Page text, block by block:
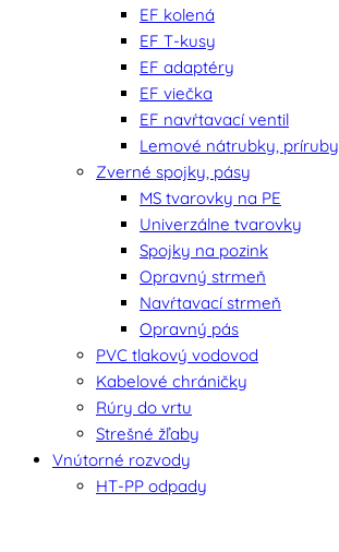
EF kolená
EF T-kusy
EF adaptéry
EF viečka
EF navŕtavací ventil
Lemové nátrubky, príruby
Zverné spojky, pásy
MS tvarovky na PE
Univerzálne tvarovky
Spojky na pozink
Opravný strmeň
Navŕtavací strmeň
Opravný pás
PVC tlakový vodovod
Kabelové chráničky
Rúry do vrtu
Strešné žľaby
Vnútorné rozvody
HT-PP odpady